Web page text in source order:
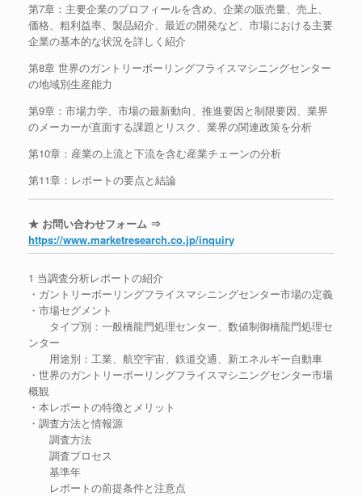
第7章：主要企業のプロフィールを含め、企業の販売量、売上、
価格、粗利益率、製品紹介、最近の開発など、市場における主要
企業の基本的な状況を詳しく紹介
第8章 世界のガントリーボーリングフライスマシニングセンター
の地域別生産能力
第9章：市場力学、市場の最新動向、推進要因と制限要因、業界
のメーカーが直面する課題とリスク、業界の関連政策を分析
第10章：産業の上流と下流を含む産業チェーンの分析
第11章：レポートの要点と結論
★ お問い合わせフォーム ⇒
https://www.marketresearch.co.jp/inquiry
1 当調査分析レポートの紹介
・ガントリーボーリングフライスマシニングセンター市場の定義
・市場セグメント
タイプ別：一般橋龍門処理センター、数値制御橋龍門処理セ
ンター
用途別：工業、航空宇宙、鉄道交通、新エネルギー自動車
・世界のガントリーボーリングフライスマシニングセンター市場
概観
・本レポートの特徴とメリット
・調査方法と情報源
調査方法
調査プロセス
基準年
レポートの前提条件と注意点